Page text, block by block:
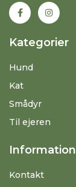
Kategorier
Hund
Kat
Smådyr
Til ejeren
Information
Kontakt